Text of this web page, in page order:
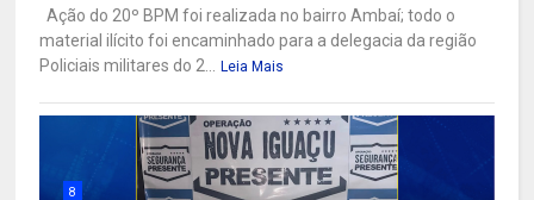
Ação do 20º BPM foi realizada no bairro Ambaí; todo o
material ilícito foi encaminhado para a delegacia da região
Policiais militares do 2...
Leia Mais
8